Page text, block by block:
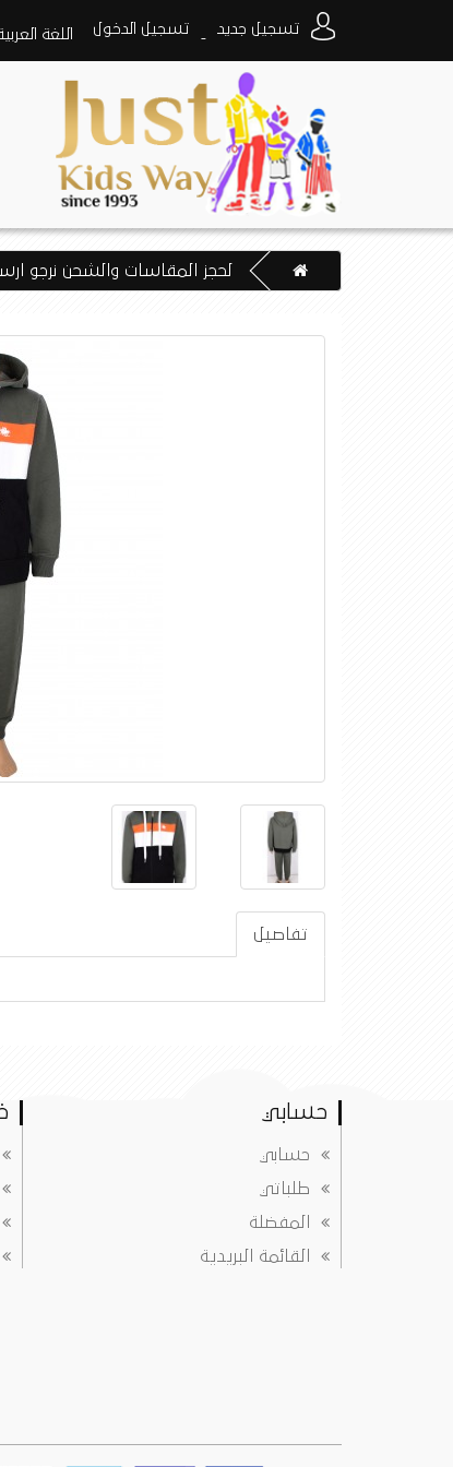
تسجيل جديد
-
تسجيل الدخول اللغة
لحجز المقاسات والشحن نرجو
تفاصيل
حسابي
حسابي
طلباتي
المفضلة
القائمة البريدية